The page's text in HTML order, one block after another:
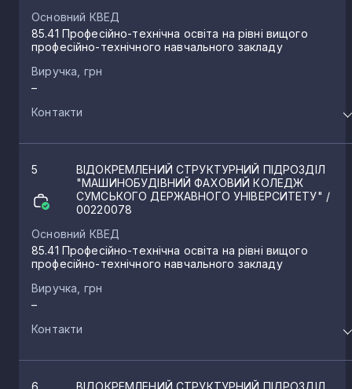
Основний КВЕД
85.41 Професійно-технічна освіта на рівні вищого
професійно-технічного навчального закладу
Виручка, грн
–
Контакти
5
ВІДОКРЕМЛЕНИЙ СТРУКТУРНИЙ ПІДРОЗДІЛ
"МАШИНОБУДІВНИЙ ФАХОВИЙ КОЛЕДЖ
СУМСЬКОГО ДЕРЖАВНОГО УНІВЕРСИТЕТУ" /
00220078
Основний КВЕД
85.41 Професійно-технічна освіта на рівні вищого
професійно-технічного навчального закладу
Виручка, грн
–
Контакти
6 ВІДОКРЕМЛЕНИЙ СТРУКТУРНИЙ ПІДРОЗДІЛ